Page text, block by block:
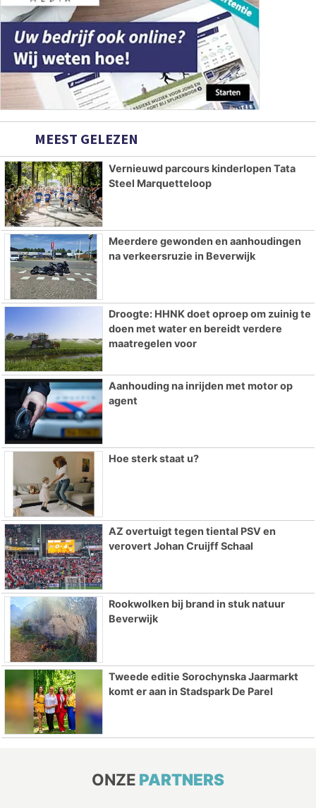
MEEST GELEZEN
Vernieuwd parcours kinderlopen Tata
Steel Marquetteloop
Meerdere gewonden en aanhoudingen
na verkeersruzie in Beverwijk
Droogte: HHNK doet oproep om zuinig te
doen met water en bereidt verdere
maatregelen voor
Aanhouding na inrijden met motor op
agent
Hoe sterk staat u?
AZ overtuigt tegen tiental PSV en
verovert Johan Cruijff Schaal
Rookwolken bij brand in stuk natuur
Beverwijk
Tweede editie Sorochynska Jaarmarkt
komt er aan in Stadspark De Parel
ONZE PARTNERS